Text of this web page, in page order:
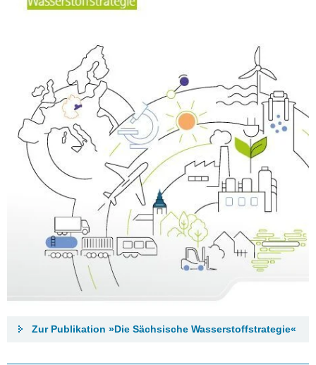
Zur Publikation »Die Sächsische Wasserstoffstrategie«